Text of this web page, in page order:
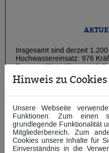
Insgesamt sind derzeit
Hochwassereinsatz: 976
Bayern, 151 Kräfte aus 18
Württemberg und 47 Kräfte
Rheinland-Pfalz. Seit
Ortsverbänden im Einsatz.
Der Fokus der Einsätze
Hinweis zu Cookies
Unsere Webseite
Funktionen: Zum einen
grundlegende Funktionalität
Mitgliederbereich. Zum
Cookies unsere Inhalte für
Einverständnis in die